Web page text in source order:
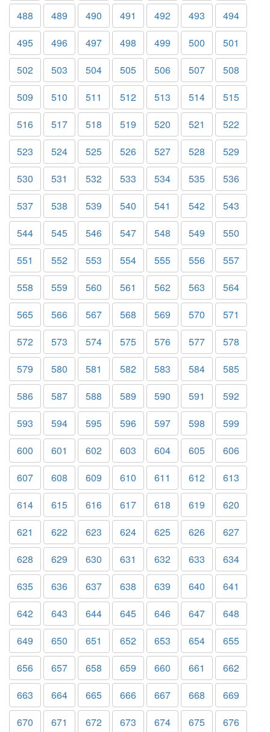
488 489 490 491 492 493
494
495
496 497 498 499 500
501
502
503 504 505 506 507
508
509
510 511 512 513 514
515
516
517 518 519 520 521
522
523
524 525 526 527 528
529
530
531 532 533 534 535
536
537
538 539 540 541 542
543
544
545 546 547 548 549
550
551
552 553 554 555 556
557
558
559 560 561 562 563
564
565
566 567 568 569 570
571
572
573 574 575 576 577
578
579
580 581 582 583 584
585
586
587 588 589 590 591
592
593
594 595 596 597 598
599
600
601 602 603 604 605
606
607
608 609 610 611 612
613
614
615 616 617 618 619
620
621
622 623 624 625 626
627
628
629 630 631 632 633
634
635
636 637 638 639 640
641
642
643 644 645 646 647
648
649
650 651 652 653 654
655
656
657 658 659 660 661
662
663
664 665 666 667 668
669
670
671 672 673 674 675
676